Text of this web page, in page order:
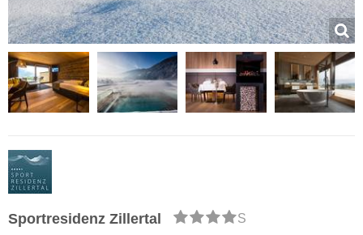
Sportresidenz Zillertal
S